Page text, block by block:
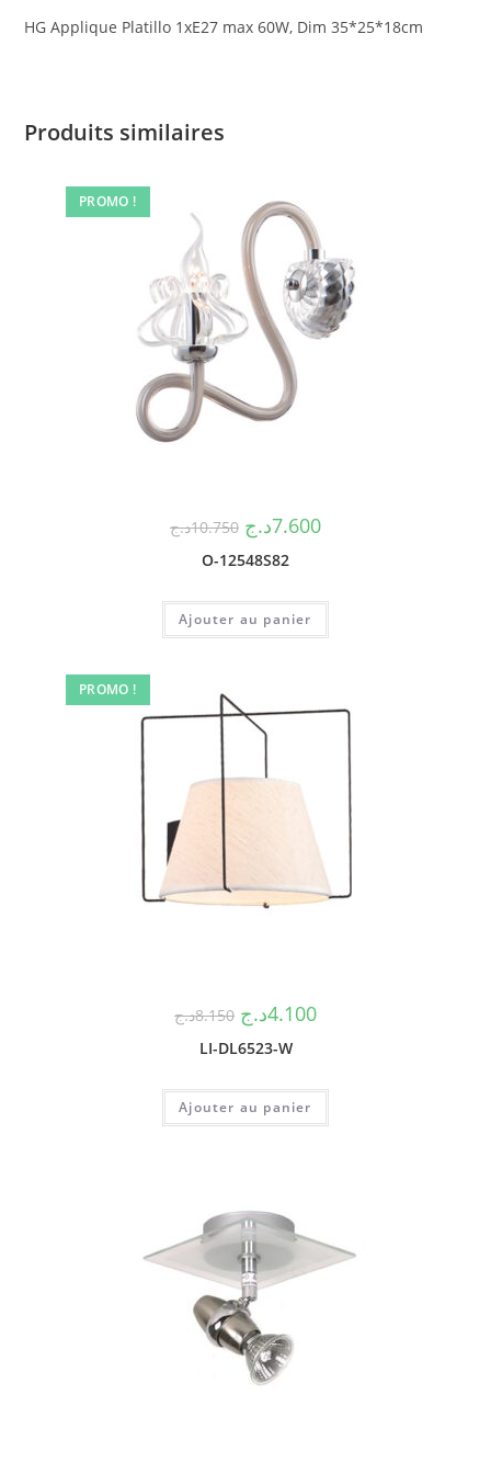
HG Applique Platillo 1xE27 max 60W, Dim 35*25*18cm
Produits similaires
PROMO !
10.750د.ج 7.600د.ج
O-12548S82
Ajouter au panier
PROMO !
8.150د.ج 4.100د.ج
LI-DL6523-W
Ajouter au panier